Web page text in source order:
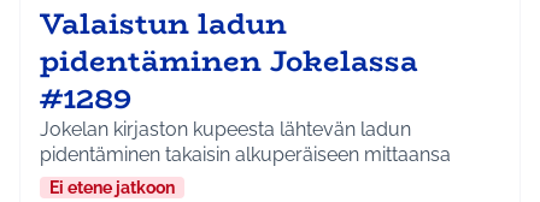
Valaistun ladun
pidentäminen Jokelassa
#1289
Jokelan kirjaston kupeesta lähtevän ladun
pidentäminen takaisin alkuperäiseen mittaansa
Ei etene jatkoon